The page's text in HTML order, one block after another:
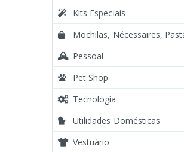
Kits Especiais
Mochilas, Nécessaires,
Pessoal
Pet Shop
Tecnologia
Utilidades Domésticas
Vestuário